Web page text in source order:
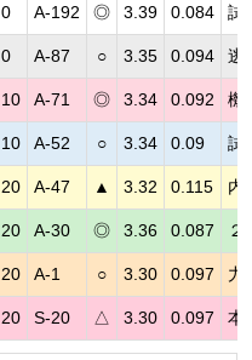
0 A-192 ◎ 3.39 0.084 試
0 A-87 ○ 3.35 0.094 逃
10 A-71 ◎ 3.34 0.092 機
10 A-52 ○ 3.34 0.09 試
20 A-47 ▲ 3.32 0.115 内
20 A-30 ◎ 3.36 0.087 ２
20 A-1 ○ 3.30 0.097 力
20 S-20 △ 3.30 0.097 本